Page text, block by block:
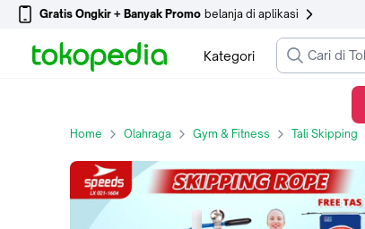
Gratis Ongkir + Banyak Promo belanja di aplikasi
Kategori
Home Olahraga Gym & Fitness Tali Skipping